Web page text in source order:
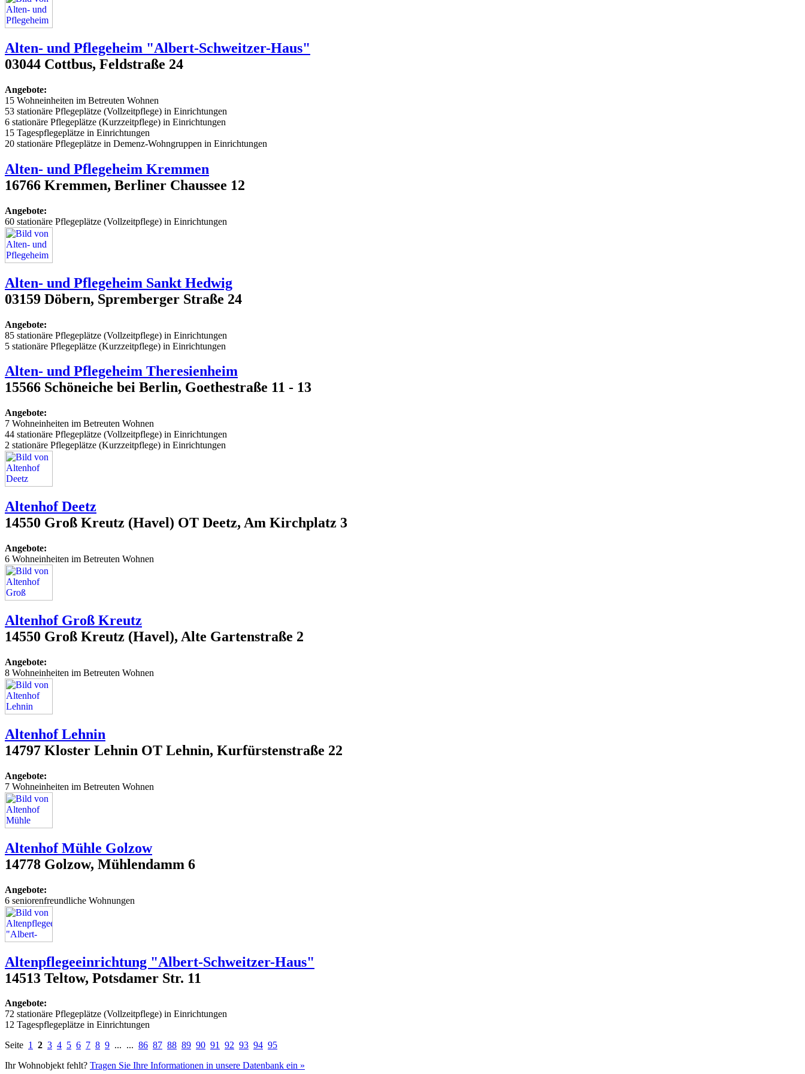
Alten- und Pflegeheim "Albert-Schweitzer-Haus"
03044 Cottbus, Feldstraße 24
Angebote:
15 Wohneinheiten im Betreuten Wohnen
53 stationäre Pflegeplätze (Vollzeitpflege) in Einrichtungen
6 stationäre Pflegeplätze (Kurzzeitpflege) in Einrichtungen
15 Tagespflegeplätze in Einrichtungen
20 stationäre Pflegeplätze in Demenz-Wohngruppen in Einrichtungen
Alten- und Pflegeheim Kremmen
16766 Kremmen, Berliner Chaussee 12
Angebote:
60 stationäre Pflegeplätze (Vollzeitpflege) in Einrichtungen
Alten- und Pflegeheim Sankt Hedwig
03159 Döbern, Spremberger Straße 24
Angebote:
85 stationäre Pflegeplätze (Vollzeitpflege) in Einrichtungen
5 stationäre Pflegeplätze (Kurzzeitpflege) in Einrichtungen
Alten- und Pflegeheim Theresienheim
15566 Schöneiche bei Berlin, Goethestraße 11 - 13
Angebote:
7 Wohneinheiten im Betreuten Wohnen
44 stationäre Pflegeplätze (Vollzeitpflege) in Einrichtungen
2 stationäre Pflegeplätze (Kurzzeitpflege) in Einrichtungen
Altenhof Deetz
14550 Groß Kreutz (Havel) OT Deetz, Am Kirchplatz 3
Angebote:
6 Wohneinheiten im Betreuten Wohnen
Altenhof Groß Kreutz
14550 Groß Kreutz (Havel), Alte Gartenstraße 2
Angebote:
8 Wohneinheiten im Betreuten Wohnen
Altenhof Lehnin
14797 Kloster Lehnin OT Lehnin, Kurfürstenstraße 22
Angebote:
7 Wohneinheiten im Betreuten Wohnen
Altenhof Mühle Golzow
14778 Golzow, Mühlendamm 6
Angebote:
6 seniorenfreundliche Wohnungen
Altenpflegeeinrichtung "Albert-Schweitzer-Haus"
14513 Teltow, Potsdamer Str. 11
Angebote:
72 stationäre Pflegeplätze (Vollzeitpflege) in Einrichtungen
12 Tagespflegeplätze in Einrichtungen
Seite 1 2 3 4 5 6 7 8 9 ... ... 86 87 88 89 90 91 92 93 94 95
Ihr Wohnobjekt fehlt? Tragen Sie Ihre Informationen in unsere Datenbank ein »